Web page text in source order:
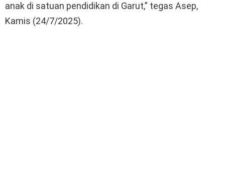
anak di satuan pendidikan di Garut,” tegas Asep,
Kamis (24/7/2025).